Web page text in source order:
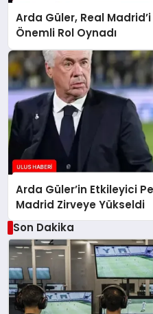
Arda Güler, Real
Önemli Rol Oynadı
Arda Güler’in Etkileyici
Madrid Zirveye Yükseldi
Son Dakika